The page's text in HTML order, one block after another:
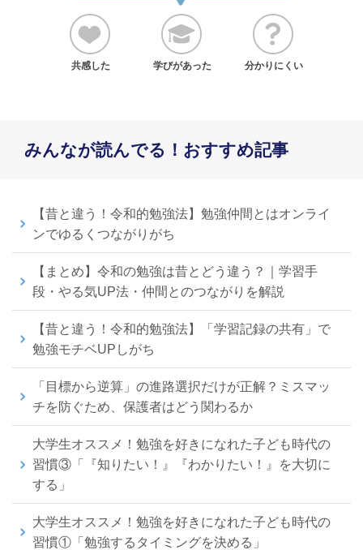
共感した 学びがあった 分かりにくい
みんなが読んでる！おすすめ記事
【昔と違う！令和的勉強法】勉強仲間とはオンライ
ンでゆるくつながりがち
【まとめ】令和の勉強は昔とどう違う？｜学習手
段・やる気UP法・仲間とのつながりを解説
【昔と違う！令和的勉強法】「学習記録の共有」で
勉強モチベUPしがち
「目標から逆算」の進路選択だけが正解？ミスマッ
チを防ぐため、保護者はどう関わるか
大学生オススメ！勉強を好きになれた子ども時代の
習慣③「『知りたい！』『わかりたい！』を大切に
する」
大学生オススメ！勉強を好きになれた子ども時代の
習慣①「勉強するタイミングを決める」